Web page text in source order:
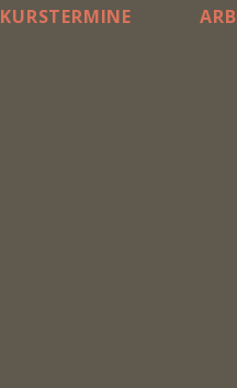
KURSTERMINE